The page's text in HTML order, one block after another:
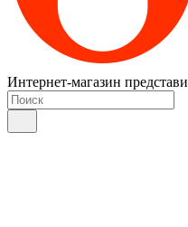
Интернет-магазин